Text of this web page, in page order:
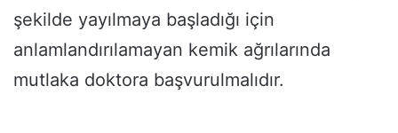
şekilde yayılmaya başladığı için
anlamlandırılamayan kemik ağrılarında
mutlaka doktora başvurulmalıdır.